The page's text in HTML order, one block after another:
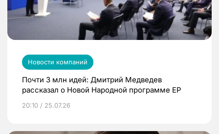
Новости компаний
Почти 3 млн идей: Дмитрий Медведев
рассказал о Новой Народной программе ЕР
20:10 / 25.07.26